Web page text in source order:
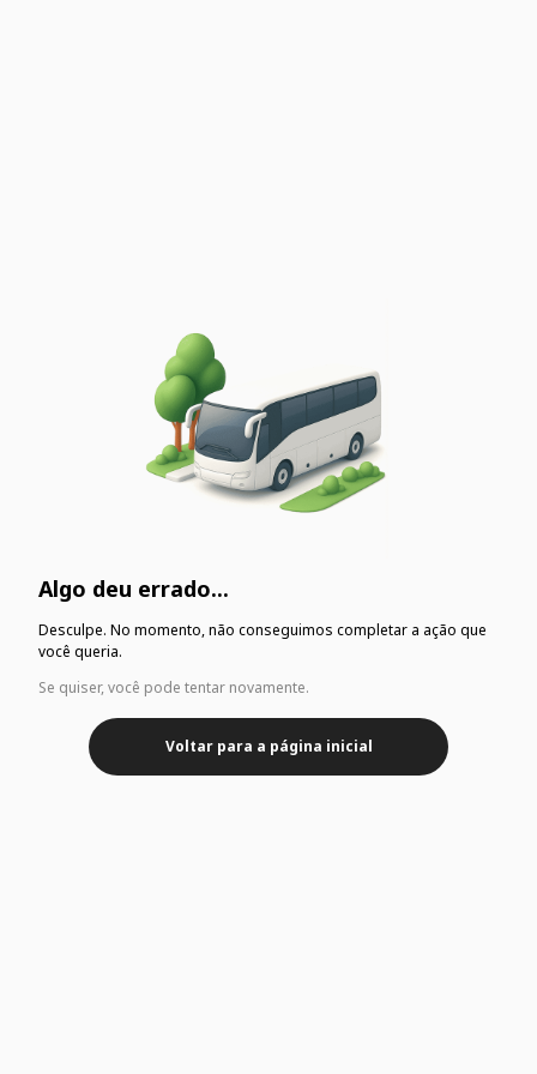
Algo deu errado...
Desculpe. No momento, não conseguimos completar a ação que
você queria.
Se quiser, você pode tentar novamente.
Voltar para a página inicial